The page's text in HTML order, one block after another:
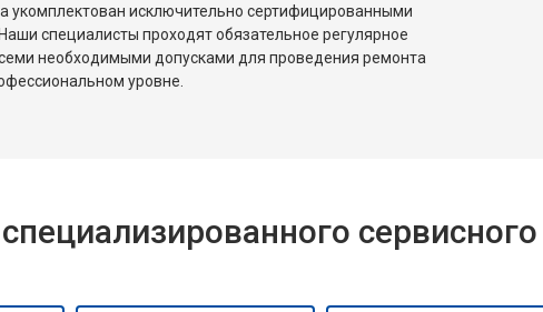
укомплектован исключительно сертифицированными
специалисты проходят обязательное регулярное
необходимыми допусками для проведения ремонта
уровне.